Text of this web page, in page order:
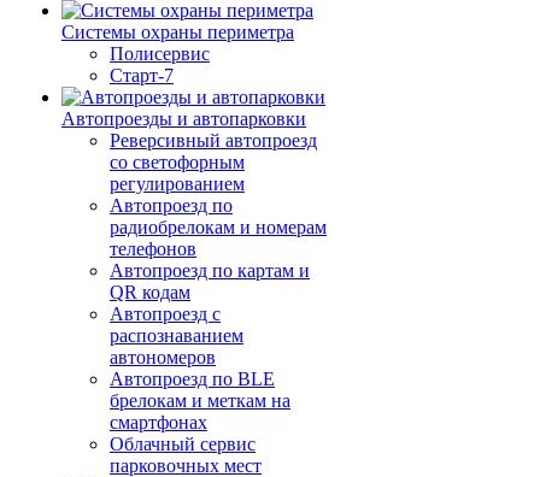
Системы охраны периметра
Полисервис
Старт-7
Автопроезды и автопарковки
Реверсивный автопроезд
со светофорным
регулированием
Автопроезд по
радиобрелокам и номерам
телефонов
Автопроезд по картам и
QR кодам
Автопроезд с
распознаванием
автономеров
Автопроезд по BLE
брелокам и меткам на
смартфонах
Облачный сервис
парковочных мест